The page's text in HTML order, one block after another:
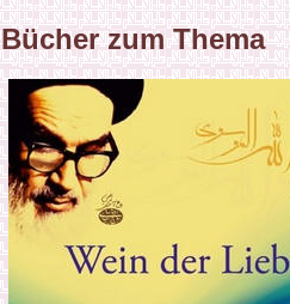
Bücher zum Thema